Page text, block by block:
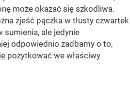
może okazać się szkodliwa.
zjeść pączka w tłusty czwartek
sumienia, ale jedynie
odpowiednio zadbamy o to,
pożytkować we właściwy